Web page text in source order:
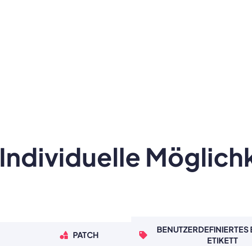
Individuelle
PATCH
BENUTZERDEFINIERTES
ETIKETT